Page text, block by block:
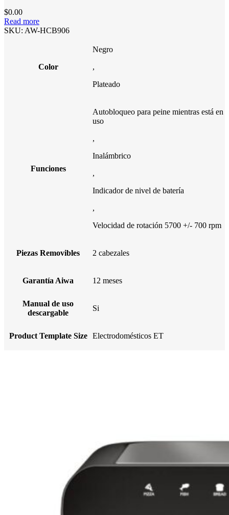
$0.00
Read more
SKU: AW-HCB906
Color
Negro
,
Plateado
Funciones
Autobloqueo para peine mientras está en
uso
,
Inalámbrico
,
Indicador de nivel de batería
,
Velocidad de rotación 5700 +/- 700 rpm
Piezas Removibles 2 cabezales
Garantía Aiwa 12 meses
Manual de uso
descargable
Si
Product Template Size Electrodomésticos ET